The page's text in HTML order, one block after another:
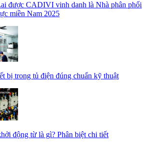
được CADIVI vinh danh là Nhà phân phối
miền Nam 2025
bị trong tủ điện đúng chuẩn kỹ thuật
động từ là gì? Phân biệt chi tiết